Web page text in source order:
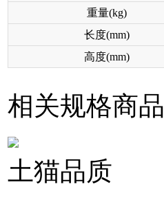
重量(kg)
长度(mm)
高度(mm)
相关规格商品
土猫品质